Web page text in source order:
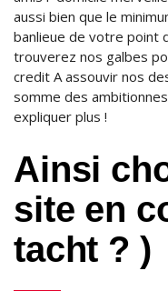
aussi bien que le
banlieue de votre point
trouverez nos galbes
credit A assouvir nos
somme des
expliquer plus !
Ainsi
site en
tacht ? )